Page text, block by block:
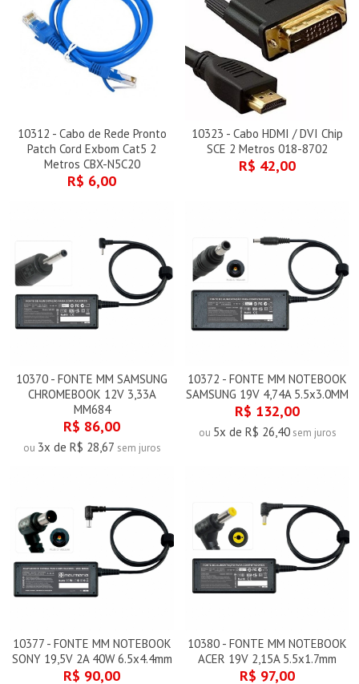
10312 - Cabo de Rede Pronto
Patch Cord Exbom Cat5 2
Metros CBX-N5C20
R$ 6,00
10323 - Cabo HDMI / DVI Chip
SCE 2 Metros 018-8702
R$ 42,00
10370 - FONTE MM SAMSUNG
CHROMEBOOK 12V 3,33A
MM684
R$ 86,00
ou 3x de R$ 28,67 sem juros
10372 - FONTE MM NOTEBOOK
SAMSUNG 19V 4,74A 5.5x3.0MM
R$ 132,00
ou 5x de R$ 26,40sem juros
10377 - FONTE MM NOTEBOOK
SONY 19,5V 2A 40W 6.5x4.4mm
R$ 90,00
10380 - FONTE MM NOTEBOOK
ACER 19V 2,15A 5.5x1.7mm
R$ 97,00